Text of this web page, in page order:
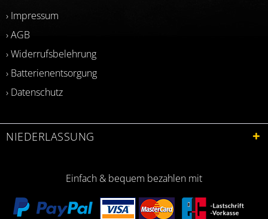
› Impressum
› AGB
› Widerrufsbelehrung
› Batterienentsorgung
› Datenschutz
NIEDERLASSUNG
Einfach & bequem bezahlen mit